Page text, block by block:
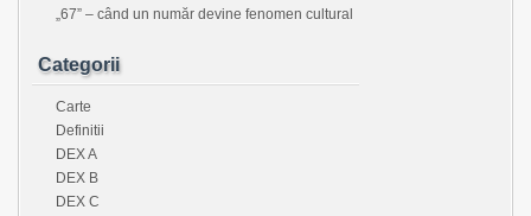
„67” – când un număr devine fenomen cultural
Categorii
Carte
Definitii
DEX A
DEX B
DEX C